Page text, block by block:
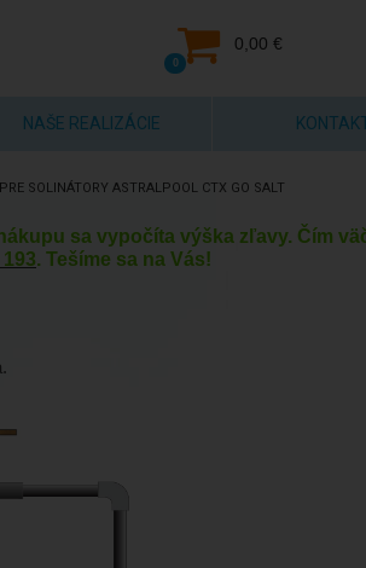
0,00 €
0
NAŠE REALIZÁCIE
SOLINÁTORY ASTRALPOOL CTX GO SALT
sa vypočíta výška zľavy. Čím
. Tešíme sa na Vás!